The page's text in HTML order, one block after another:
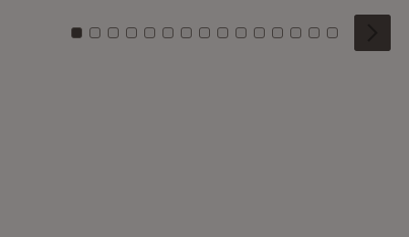
Zu Kachel: 0
Zu Kachel: 1
Zu Kachel: 2
Zu Kachel: 3
Zu Kachel: 4
Zu Kachel: 5
Zu Kachel: 6
Zu Kachel: 7
Zu Kachel: 8
Zu Kachel: 9
Zu Kachel: 10
Zu Kachel: 11
Zu Kachel: 12
Zu Kachel:
Zu